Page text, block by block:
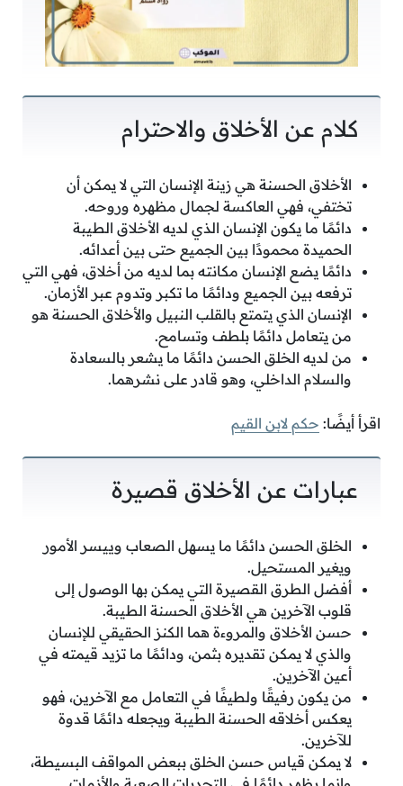
كلام عن الأخلاق والاحترام
الأخلاق الحسنة هي زينة الإنسان التي لا يمكن أن
تختفي، فهي العاكسة لجمال مظهره وروحه.
دائمًا ما يكون الإنسان الذي لديه الأخلاق الطيبة
الحميدة محمودًا بين الجميع حتى بين أعدائه.
دائمًا يضع الإنسان مكانته بما لديه من أخلاق، فهي التي
ترفعه بين الجميع ودائمًا ما تكبر وتدوم عبر الأزمان.
الإنسان الذي يتمتع بالقلب النبيل والأخلاق الحسنة هو
من يتعامل دائمًا بلطف وتسامح.
من لديه الخلق الحسن دائمًا ما يشعر بالسعادة
والسلام الداخلي، وهو قادر على نشرهما.
اقرأ أيضًا: حكم لابن القيم
عبارات عن الأخلاق قصيرة
الخلق الحسن دائمًا ما يسهل الصعاب وييسر الأمور
ويغير المستحيل.
أفضل الطرق القصيرة التي يمكن بها الوصول إلى
قلوب الآخرين هي الأخلاق الحسنة الطيبة.
حسن الأخلاق والمروءة هما الكنز الحقيقي للإنسان
والذي لا يمكن تقديره بثمن، ودائمًا ما تزيد قيمته في
أعين الآخرين.
من يكون رفيقًا ولطيفًا في التعامل مع الآخرين، فهو
يعكس أخلاقه الحسنة الطيبة ويجعله دائمًا قدوة
للآخرين.
لا يمكن قياس حسن الخلق ببعض المواقف البسيطة،